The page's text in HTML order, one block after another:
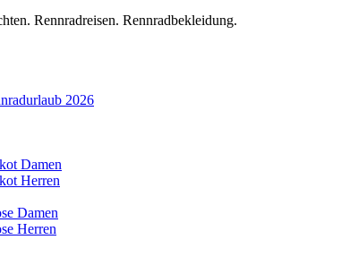
Rennradreisen. Rennradbekleidung.
2026
Damen
Herren
Damen
Herren